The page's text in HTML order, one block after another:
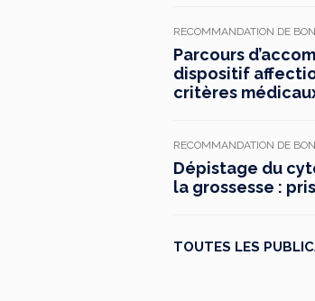
RECOMMANDATION DE
Parcours
dispositif
critères
RECOMMANDATION DE
Dépistage du
la grossesse :
TOUTES LES